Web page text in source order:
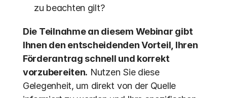
zu beachten gilt?
Die Teilnahme an diesem Webinar gibt
Ihnen den entscheidenden Vorteil, Ihren
Förderantrag schnell und korrekt
vorzubereiten. Nutzen Sie diese
Gelegenheit, um direkt von der Quelle